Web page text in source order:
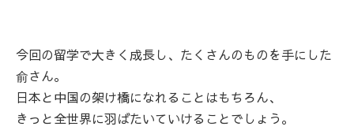
今回の留学で大きく成長し、たくさんのものを手にした
俞さん。
日本と中国の架け橋になれることはもちろん、
きっと全世界に羽ばたいていけることでしょう。